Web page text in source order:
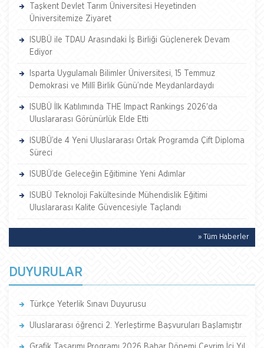
Taşkent Devlet Tarım Üniversitesi Heyetinden
Üniversitemize Ziyaret
ISUBÜ ile TDAU Arasındaki İş Birliği Güçlenerek Devam
Ediyor
Isparta Uygulamalı Bilimler Üniversitesi, 15 Temmuz
Demokrasi ve Millî Birlik Günü’nde Meydanlardaydı
ISUBÜ İlk Katılımında THE Impact Rankings 2026'da
Uluslararası Görünürlük Elde Etti
ISUBÜ’de 4 Yeni Uluslararası Ortak Programda Çift Diploma
Süreci
ISUBÜ’de Geleceğin Eğitimine Yeni Adımlar
ISUBÜ Teknoloji Fakültesinde Mühendislik Eğitimi
Uluslararası Kalite Güvencesiyle Taçlandı
» Tüm Haberler
DUYURULAR
Türkçe Yeterlik Sınavı Duyurusu
Uluslararası öğrenci 2. Yerleştirme Başvuruları Başlamıştır